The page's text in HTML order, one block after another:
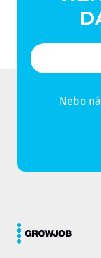
Nebo